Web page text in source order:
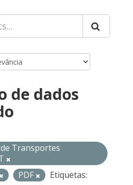
de dados
Transportes
PDF
Etiquetas: